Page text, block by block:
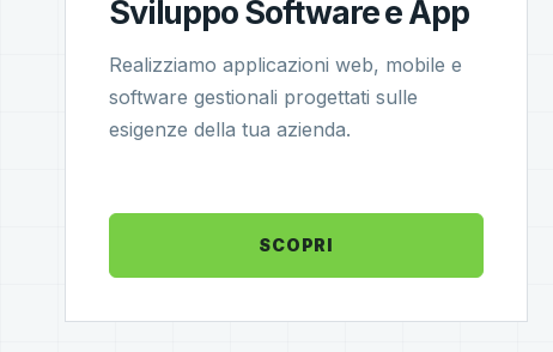
Sviluppo Software e App
Realizziamo applicazioni web, mobile e
software gestionali progettati sulle
esigenze della tua azienda.
SCOPRI